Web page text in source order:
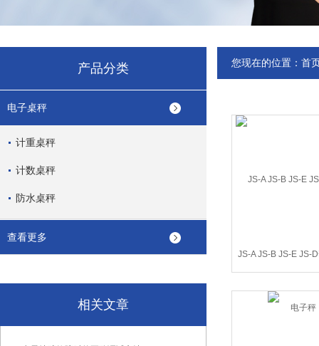
产品分类
电子桌秤
计重桌秤
计数桌秤
防水桌秤
查看更多
相关文章
您现在的位置： 首
JS-A JS-B JS-E JS-
子秤